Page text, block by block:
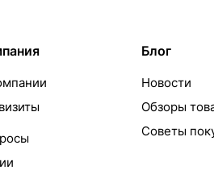
Блог
Новости
Обзоры
Советы